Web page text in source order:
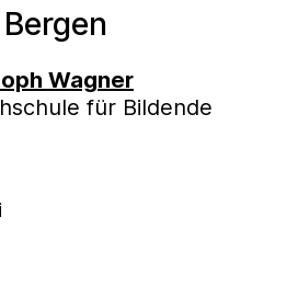
Wagner
für Bildende